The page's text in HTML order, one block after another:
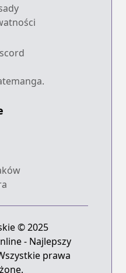
© 2025
- Najlepszy
prawa